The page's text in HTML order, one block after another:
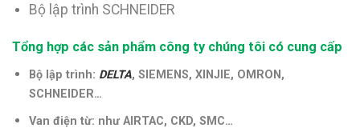
Bộ lập trình SCHNEIDER
Tổng hợp các sản phẩm công ty chúng tôi có cung cấp
Bộ lập trình: DELTA, SIEMENS, XINJIE, OMRON,
SCHNEIDER…
Van điện từ: như AIRTAC, CKD, SMC…